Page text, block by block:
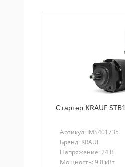
Стартер KRAUF
Артикул: IMS401735
Бренд: KRAUF
Напряжение: 24 В
Мощность: 9.0 кВт